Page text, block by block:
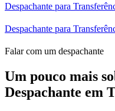
Despachante para
Despachante para
Falar com um despachante
Um pouco mais
Despachante em